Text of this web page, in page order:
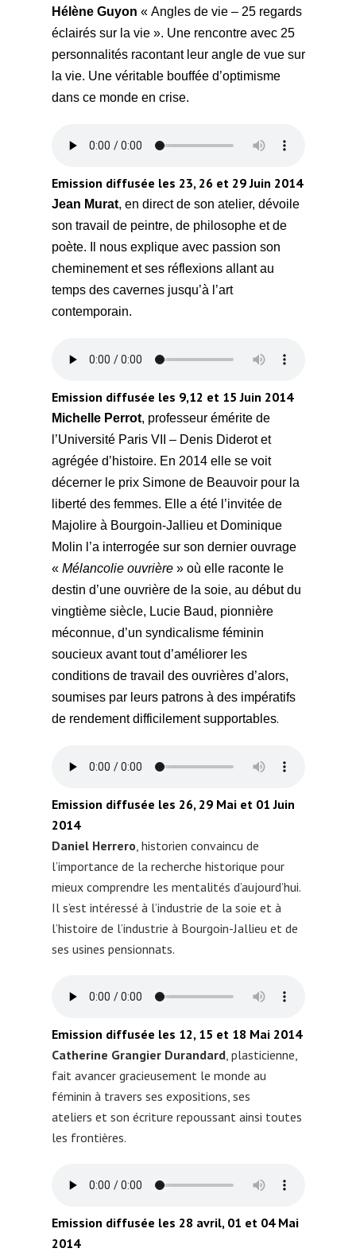
Hélène Guyon « Angles de vie – 25 regards
éclairés sur la vie ». Une rencontre avec 25
personnalités racontant leur angle de vue sur
la vie. Une véritable bouffée d’optimisme
dans ce monde en crise.
Emission diffusée les 23, 26 et 29 Juin 2014
Jean Murat, en direct de son atelier, dévoile
son travail de peintre, de philosophe et de
poète. Il nous explique avec passion son
cheminement et ses réflexions allant au
temps des cavernes jusqu’à l’art
contemporain.
Emission diffusée les 9,12 et 15 Juin 2014
Michelle Perrot, professeur émérite de
l’Université Paris VII – Denis Diderot et
agrégée d’histoire. En 2014 elle se voit
décerner le prix Simone de Beauvoir pour la
liberté des femmes. Elle a été l’invitée de
Majolire à Bourgoin-Jallieu et Dominique
Molin l’a interrogée sur son dernier ouvrage
« Mélancolie ouvrière» où elle raconte le
destin d’une ouvrière de la soie, au début du
vingtième siècle, Lucie Baud, pionnière
méconnue, d’un syndicalisme féminin
soucieux avant tout d’améliorer les
conditions de travail des ouvrières d’alors,
soumises par leurs patrons à des impératifs
de rendement difficilement supportables.
Emission diffusée les 26, 29 Mai et 01 Juin
2014
Daniel Herrero , historien convaincu de
l’importance de la recherche historique pour
mieux comprendre les mentalités d’aujourd’hui.
Il s’est intéressé à l’industrie de la soie et à
l’histoire de l’industrie à Bourgoin-Jallieu et de
ses usines pensionnats.
Emission diffusée les 12, 15 et 18 Mai 2014
Catherine Grangier Durandard, plasticienne,
fait avancer gracieusement le monde au
féminin à travers ses expositions, ses
ateliers et son écriture repoussant ainsi toutes
les frontières.
Emission diffusée les 28 avril, 01 et 04 Mai
2014